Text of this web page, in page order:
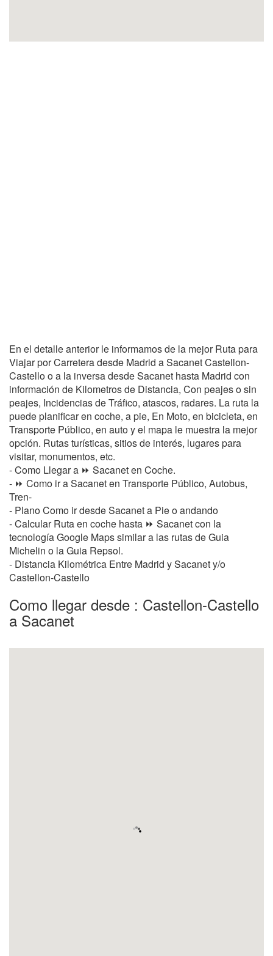
En el detalle anterior le informamos de la mejor Ruta para
Viajar por Carretera desde Madrid a Sacanet Castellon-
Castello o a la inversa desde Sacanet hasta Madrid con
información de Kilometros de Distancia, Con peajes o sin
peajes, Incidencias de Tráfico, atascos, radares. La ruta la
puede planificar en coche, a pie, En Moto, en bicicleta, en
Transporte Público, en auto y el mapa le muestra la mejor
opción. Rutas turísticas, sitios de interés, lugares para
visitar, monumentos, etc.
- Como Llegar a ⏩ Sacanet en Coche.
- ⏩ Como ir a Sacanet en Transporte Público, Autobus,
Tren-
- Plano Como ir desde Sacanet a Pie o andando
- Calcular Ruta en coche hasta ⏩ Sacanet con la
tecnología Google Maps similar a las rutas de Guia
Michelin o la Guia Repsol.
- Distancia Kilométrica Entre Madrid y Sacanet y/o
Castellon-Castello
Como llegar desde : Castellon-Castello
a Sacanet